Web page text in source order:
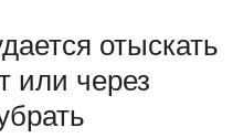
отыскать
или через